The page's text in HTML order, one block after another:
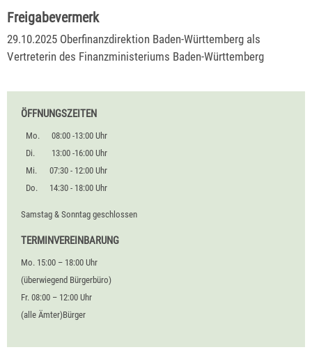
Freigabevermerk
29.10.2025 Oberfinanzdirektion Baden-Württemberg als
Vertreterin des Finanzministeriums Baden-Württemberg
ÖFFNUNGSZEITEN
Mo.
08:00 -13:00 Uhr
Di.
13:00 -16:00 Uhr
Mi.
07:30 - 12:00 Uhr
Do.
14:30 - 18:00 Uhr
Samstag & Sonntag geschlossen
TERMINVEREINBARUNG
Mo. 15:00 – 18:00 Uhr
(überwiegend Bürgerbüro)
Fr. 08:00 – 12:00 Uhr
(alle Ämter)Bürger